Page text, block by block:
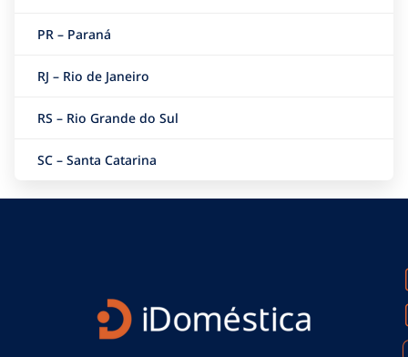
PR – Paraná
RJ – Rio de Janeiro
RS – Rio Grande do Sul
SC – Santa Catarina